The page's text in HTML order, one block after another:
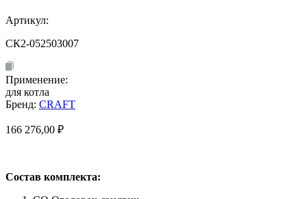
Артикул:
СК2-052503007
Применение:
для котла
Бренд: CRAFT
166 276,00 ₽
Состав комплекта: